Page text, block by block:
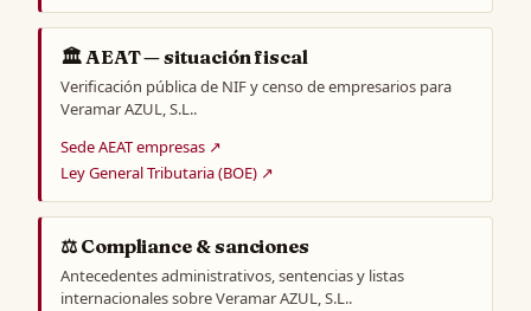
🏛️ AEAT — situación fiscal
Verificación pública de NIF y censo de empresarios para
Veramar AZUL, S.L..
Sede AEAT empresas ↗
Ley General Tributaria (BOE) ↗
⚖️ Compliance & sanciones
Antecedentes administrativos, sentencias y listas
internacionales sobre Veramar AZUL, S.L..